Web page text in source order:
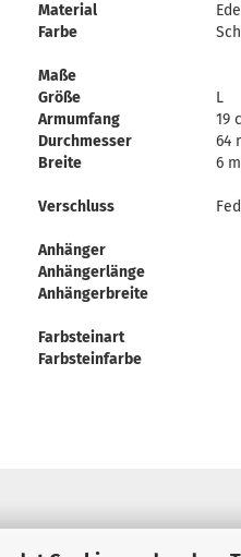
Material
Farbe
Maße
Größe
L
Armumfang
19
Durchmesser
64
Breite
6
Verschluss
Anhänger
Anhängerlänge
Anhängerbreite
Farbsteinart
Farbsteinfarbe